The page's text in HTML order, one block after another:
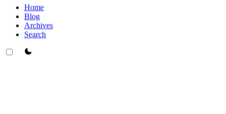
Home
Blog
Archives
Search
theme switcher